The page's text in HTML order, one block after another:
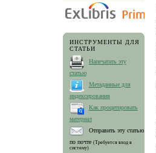
ИНСТРУМЕНТЫ ДЛЯ
СТАТЬИ
Напечатать эту
статью
Метаданные для
индексирования
Как процитировать
материал
Отправить эту статью
по почте (Требуется вход в
систему)